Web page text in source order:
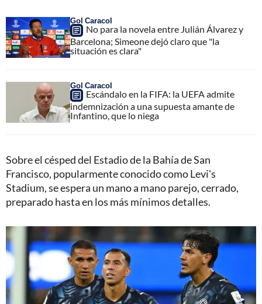
Gol Caracol
No para la novela entre Julián Álvarez y
Barcelona; Simeone dejó claro que "la
situación es clara"
Gol Caracol
Escándalo en la FIFA: la UEFA admite
indemnización a una supuesta amante de
Infantino, que lo niega
Sobre el césped del Estadio de la Bahía de San
Francisco, popularmente conocido como Levi's
Stadium, se espera un mano a mano parejo, cerrado,
preparado hasta en los más mínimos detalles.